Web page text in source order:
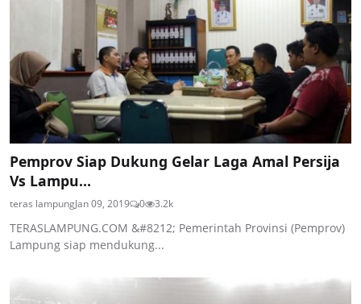
Pemprov Siap Dukung Gelar Laga Amal Persija
Vs Lampu...
teras lampungJan 09, 2019 0 3.2k
TERASLAMPUNG.COM &#8212; Pemerintah Provinsi (Pemprov)
Lampung siap mendukung...